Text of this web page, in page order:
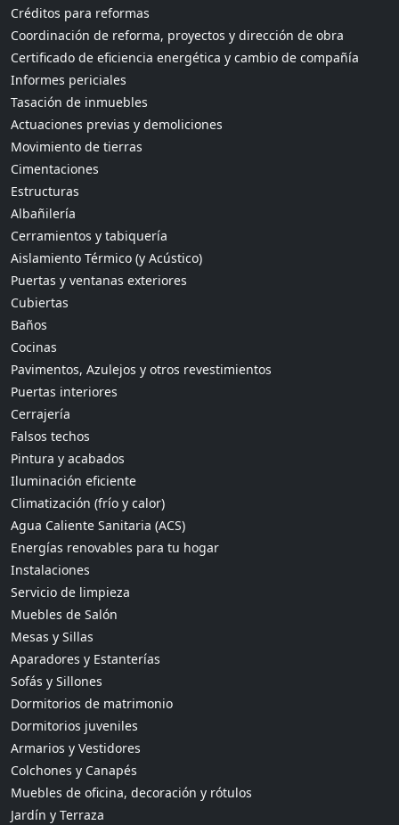
Créditos para reformas
Coordinación de reforma, proyectos y dirección de obra
Certificado de eficiencia energética y cambio de compañía
Informes periciales
Tasación de inmuebles
Actuaciones previas y demoliciones
Movimiento de tierras
Cimentaciones
Estructuras
Albañilería
Cerramientos y tabiquería
Aislamiento Térmico (y Acústico)
Puertas y ventanas exteriores
Cubiertas
Baños
Cocinas
Pavimentos, Azulejos y otros revestimientos
Puertas interiores
Cerrajería
Falsos techos
Pintura y acabados
Iluminación eficiente
Climatización (frío y calor)
Agua Caliente Sanitaria (ACS)
Energías renovables para tu hogar
Instalaciones
Servicio de limpieza
Muebles de Salón
Mesas y Sillas
Aparadores y Estanterías
Sofás y Sillones
Dormitorios de matrimonio
Dormitorios juveniles
Armarios y Vestidores
Colchones y Canapés
Muebles de oficina, decoración y rótulos
Jardín y Terraza